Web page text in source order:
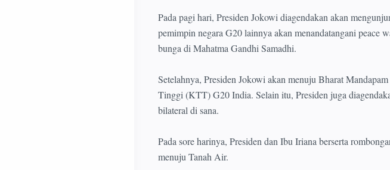
Pada pagi hari, Presiden Jokowi diagendakan akan
pemimpin negara G20 lainnya akan menandatangani peace
bunga di Mahatma Gandhi Samadhi.
Setelahnya, Presiden Jokowi akan menuju Bharat
Tinggi (KTT) G20 India. Selain itu, Presiden juga
bilateral di sana.
Pada sore harinya, Presiden dan Ibu Iriana berserta
menuju Tanah Air.